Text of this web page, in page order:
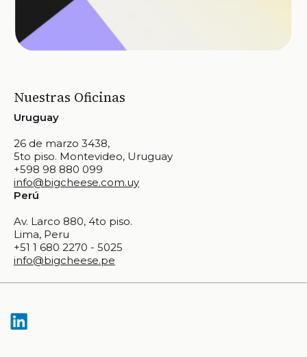
Nuestras Oficinas
Uruguay
26 de marzo 3438,
5to piso. Montevideo, Uruguay
+598 98 880 099
info@bigcheese.com.uy
Perú
Av. Larco 880, 4to piso.
Lima, Peru
+51 1 680 2270 - 5025
info@bigcheese.pe